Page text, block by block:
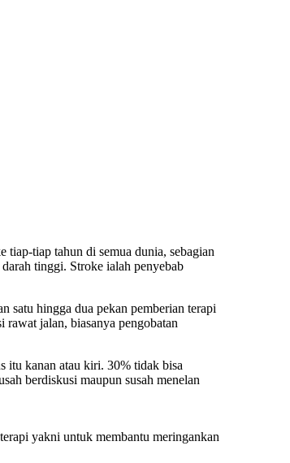
tiap-tiap tahun di semua dunia, sebagian
tinggi. Stroke ialah penyebab
satu hingga dua pekan pemberian terapi
jalan, biasanya pengobatan
itu kanan atau kiri. 30% tidak bisa
berdiskusi maupun susah menelan
yakni untuk membantu meringankan